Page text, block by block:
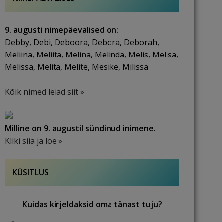
9. augusti nimepäevalised on:
Debby, Debi, Deboora, Debora, Deborah,
Meliina, Meliita, Melina, Melinda, Melis, Melisa,
Melissa, Melita, Melite, Mesike, Milissa
Kõik nimed leiad siit »
Milline on 9. augustil sündinud inimene.
Kliki siia ja loe »
KÜSITLUS
Kuidas kirjeldaksid oma tänast tuju?